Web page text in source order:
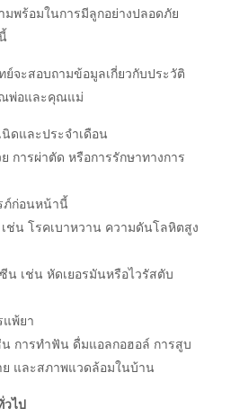
พร้อมในการมีลูกอย่างปลอดภัย
ย์จะสอบถามข้อมูลเกี่ยวกับประวัติ
พ่อและคุณแม่
ดและประจำเดือน
การผ่าตัด หรือการรักษาทางการ
ภ์ก่อนหน้านี้
ช่น โรคเบาหวาน ความดันโลหิตสูง
น เช่น หัดเยอรมันหรือไวรัสตับ
แพ้ยา
การทำฟัน ดื่มแอลกอฮอล์ การสูบ
ย และสภาพแวดล้อมในบ้าน
วไป